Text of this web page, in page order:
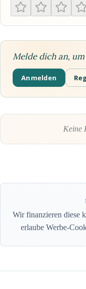
Melde dich an,
Anmelden
Keine
Wir finanzieren diese
erlaube Werbe-